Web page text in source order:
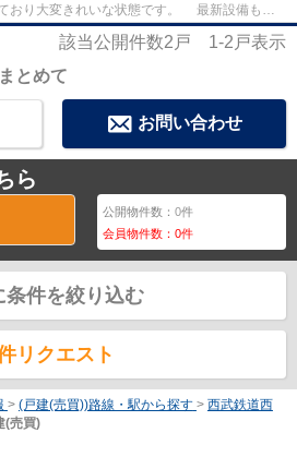
おり大変きれいな状態です。 最新設備も整
スタートできます。 ...
該当公開件数2 戸 1-2 戸表示
とめて
お問い合わせ
ら
公開物件数：0件
会員物件数：0件
条件を絞り込む
リクエスト
> (戸建(売買))路線・駅から探す > 西武鉄道西
(売買)